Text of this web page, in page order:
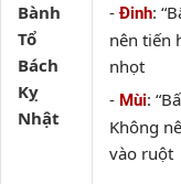
Bành
Tổ
Bách
Kỵ
Nhật
-Đinh:
nên tiến
nhọt
- Mùi:
Không
vào ruột